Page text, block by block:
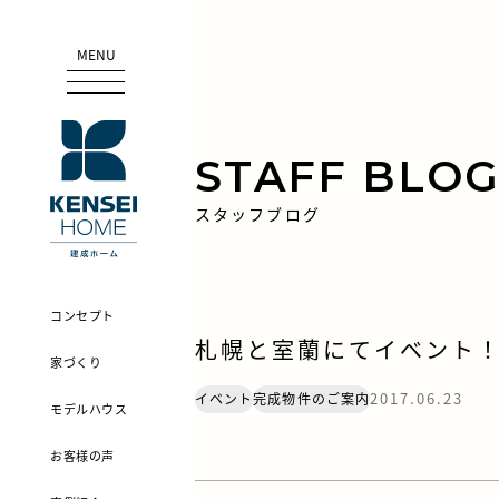
MENU
コンセプト
家づくり
モデルハウス
お客様の声
STAFF
スタッフブログ
札幌と室蘭にてイベント
イベント完成物件のご案内2017.06.23